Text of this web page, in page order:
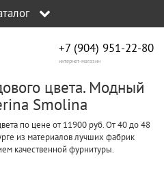
+7 (904) 951‑22‑80
интернет-магазин
цвета. Модный
Smolina
по цене от 11900 руб. От 40 до 48
из материалов лучших фабрик
качественной фурнитуры.